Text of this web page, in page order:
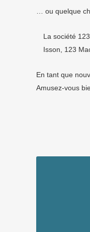
… ou quelque
La société
Isson, 123
En tant que
Amusez-vous